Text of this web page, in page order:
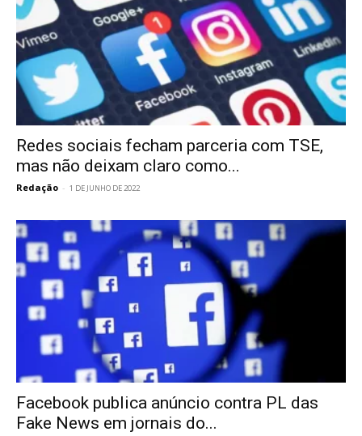
Redes sociais fecham parceria com TSE,
mas não deixam claro como...
Redação - 1 DE JUNHO DE 2022
Facebook publica anúncio contra PL das
Fake News em jornais do...